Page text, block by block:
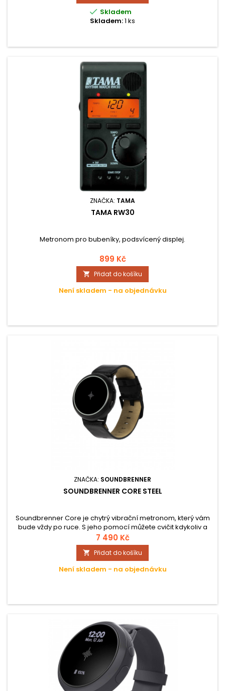
 Skladem
Skladem:1 ks
ZNAČKA: TAMA
TAMA RW30
Metronom pro bubeníky, podsvícený displej.
899 Kč
 Přidat do košíku
Není skladem - na objednávku
ZNAČKA: SOUNDBRENNER
SOUNDBRENNER CORE STEEL
Soundbrenner Core je chytrý vibrační metronom, který vám
bude vždy po ruce. S jeho pomocí můžete cvičit kdykoliv a
kdekoliv, a je už jen na vás a charakteru nástroje, na který
hrajete, zda ho připevníte k zápěstí jako hodinky, nebo na
jinou část těla (rameno, nohu). Pro tyto účely jsou v balení
dvě pásky s různou délkou. Core se dočkal nových funkcí a...
7 490 Kč
 Přidat do košíku
Není skladem - na objednávku